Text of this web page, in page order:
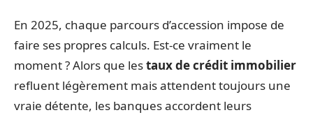
En 2025, chaque parcours d’accession impose de
faire ses propres calculs. Est-ce vraiment le
moment ? Alors que lestaux de crédit immobilier
refluent légèrement mais attendent toujours une
vraie détente, les banques accordent leurs